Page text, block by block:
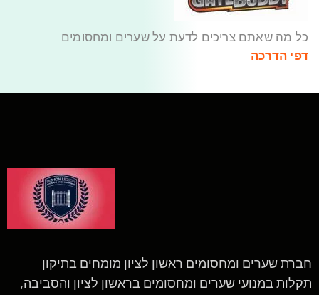
כל מה שאתם צריכים לדעת על שערים ומחסומים
דפי הדרכה
חברת שערים ומחסומים ראשון לציון מומחים בתיקון
תקלות במנועי שערים ומחסומים בראשון לציון והסביבה,